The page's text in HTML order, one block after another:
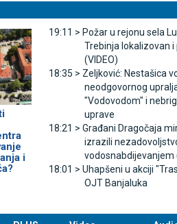
i
19:11 > Požar u rejonu sela
Trebinja lokalizovan
(VIDEO)
18:35 > Zeljković: Nestašica
neodgovornog
"Vodovodom" i
uprave
18:21 > Građani Dragočaja
izrazili
vodosnabdijevanjem
18:01 > Uhapšeni u akciji
OЈT Banjaluka